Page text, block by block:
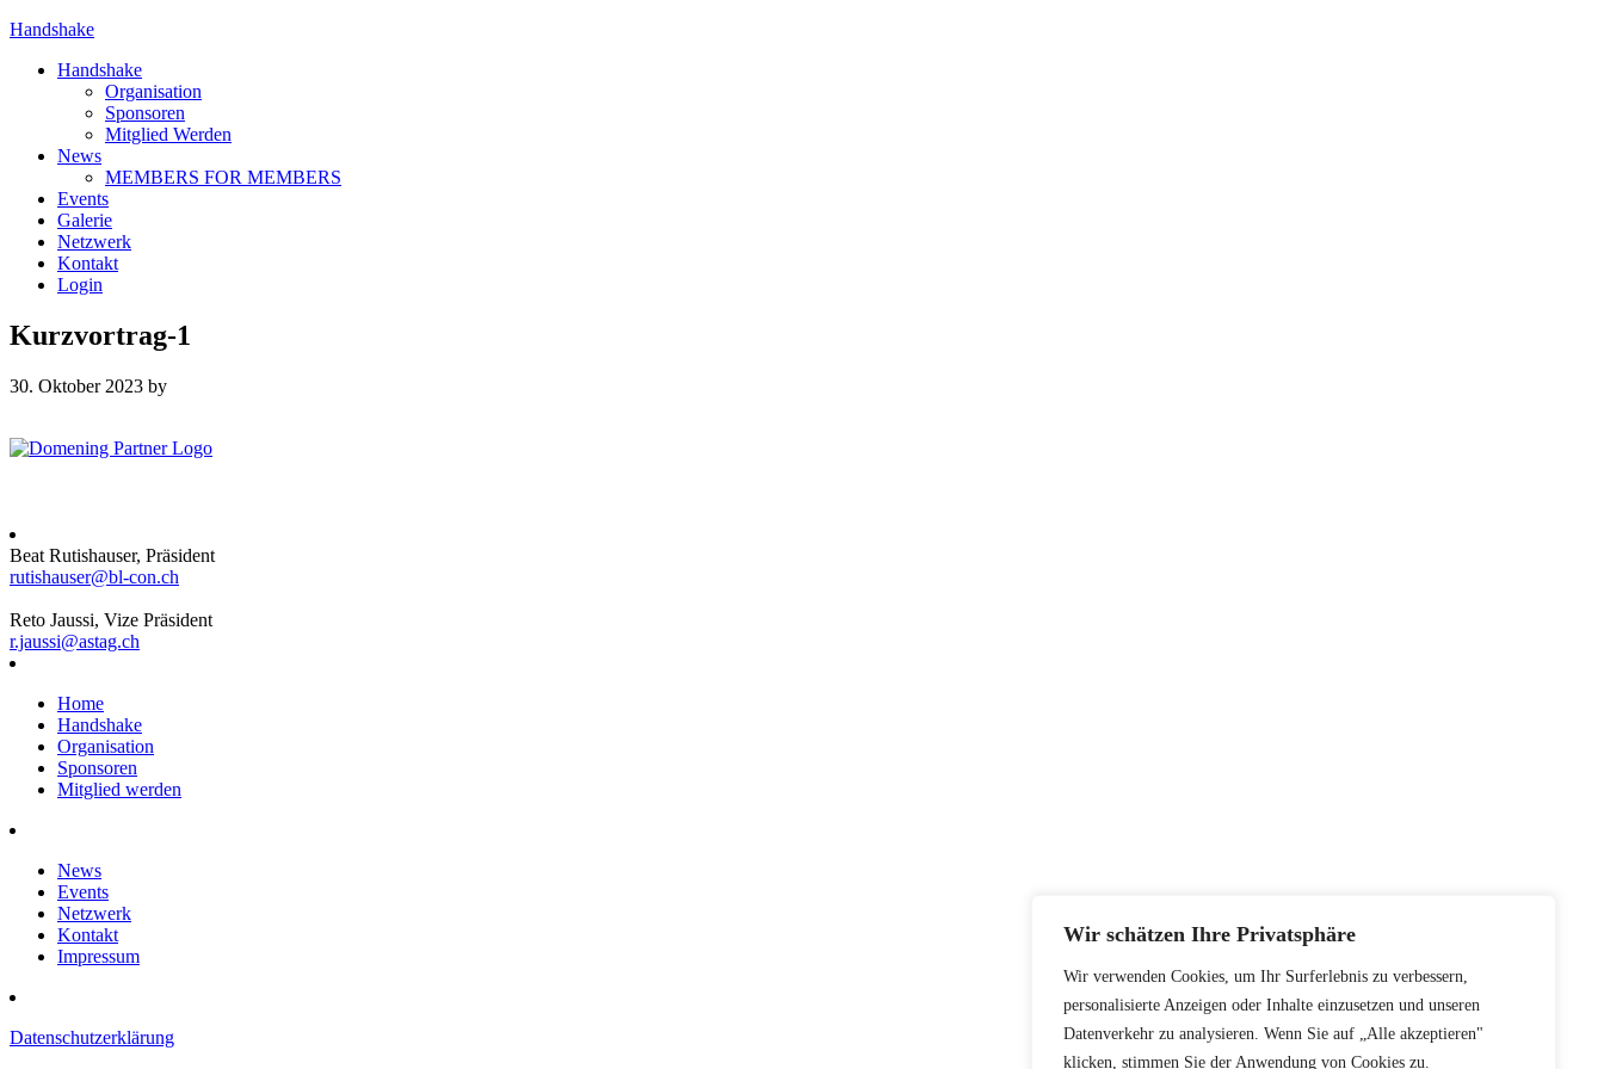
Wir schätzen Ihre Privatsphäre
Wir verwenden Cookies, um Ihr Surferlebnis zu verbessern,
personalisierte Anzeigen oder Inhalte einzusetzen und unseren
Datenverkehr zu analysieren. Wenn Sie auf „Alle akzeptieren"
klicken, stimmen Sie der Anwendung von Cookies zu.
Handshake
Handshake
Organisation
Sponsoren
Mitglied Werden
News
MEMBERS FOR MEMBERS
Events
Galerie
Netzwerk
Kontakt
Login
Kurzvortrag-1
30. Oktober 2023 by
Beat Rutishauser, Präsident
rutishauser@bl-con.ch
Reto Jaussi, Vize Präsident
r.jaussi@astag.ch
Home
Handshake
Organisation
Sponsoren
Mitglied werden
News
Events
Netzwerk
Kontakt
Impressum
Datenschutzerklärung